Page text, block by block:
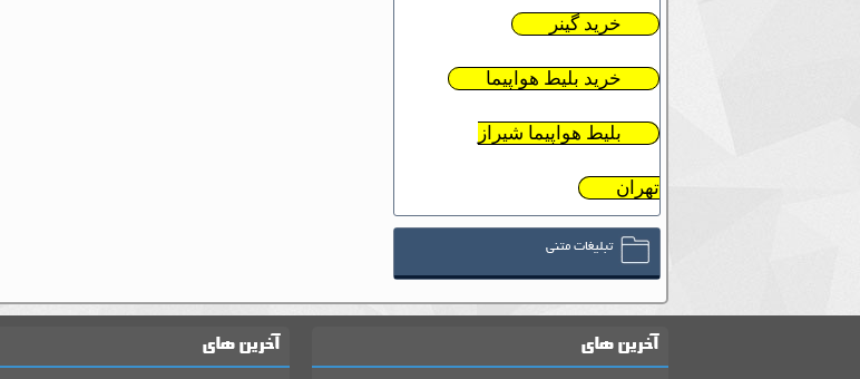
خرید گینر
خرید بلیط هواپیما
بلیط هواپیما شیراز
تهران
تبلیغات متنی
آخرین های آخرین های